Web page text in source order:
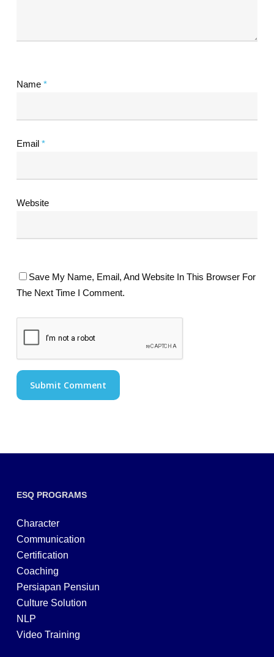
Name *
Email *
Website
Save My Name, Email, And Website In This Browser For
The Next Time I Comment.
ESQ PROGRAMS
Character
Communication
Certification
Coaching
Persiapan Pensiun
Culture Solution
NLP
Video Training